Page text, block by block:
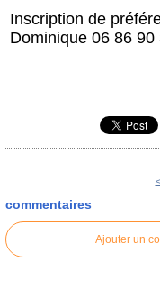
Inscription de
Dominique 06 86 90
commentaires
Ajouter un